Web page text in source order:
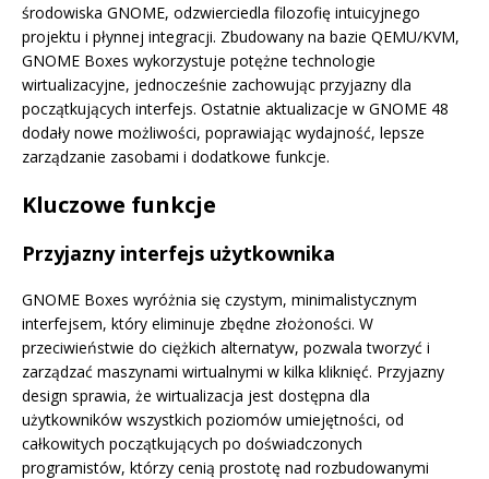
środowiska GNOME, odzwierciedla filozofię intuicyjnego
projektu i płynnej integracji. Zbudowany na bazie QEMU/KVM,
GNOME Boxes wykorzystuje potężne technologie
wirtualizacyjne, jednocześnie zachowując przyjazny dla
początkujących interfejs. Ostatnie aktualizacje w GNOME 48
dodały nowe możliwości, poprawiając wydajność, lepsze
zarządzanie zasobami i dodatkowe funkcje.
Kluczowe funkcje
Przyjazny interfejs użytkownika
GNOME Boxes wyróżnia się czystym, minimalistycznym
interfejsem, który eliminuje zbędne złożoności. W
przeciwieństwie do ciężkich alternatyw, pozwala tworzyć i
zarządzać maszynami wirtualnymi w kilka kliknięć. Przyjazny
design sprawia, że wirtualizacja jest dostępna dla
użytkowników wszystkich poziomów umiejętności, od
całkowitych początkujących po doświadczonych
programistów, którzy cenią prostotę nad rozbudowanymi